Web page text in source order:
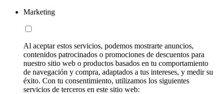
Marketing
Al aceptar estos servicios, podemos mostrarte anuncios,
contenidos patrocinados o promociones de descuentos para
nuestro sitio web o productos basados en tu comportamiento
de navegación y compra, adaptados a tus intereses, y medir su
éxito. Con tu consentimiento, utilizamos los siguientes
servicios de terceros en este sitio web: